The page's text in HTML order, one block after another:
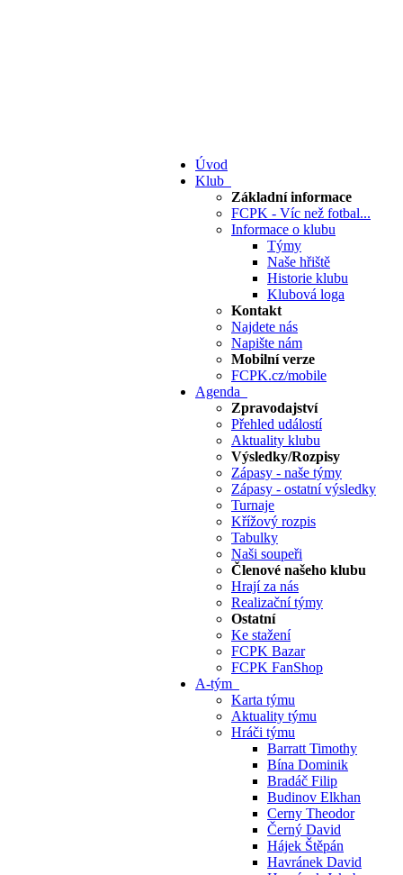
Úvod
Klub
Základní informace
FCPK - Víc než fotbal...
Informace o klubu
Týmy
Naše hřiště
Historie klubu
Klubová loga
Kontakt
Najdete nás
Napište nám
Mobilní verze
FCPK.cz/mobile
Agenda
Zpravodajství
Přehled událostí
Aktuality klubu
Výsledky/Rozpisy
Zápasy - naše týmy
Zápasy - ostatní výsledky
Turnaje
Křížový rozpis
Tabulky
Naši soupeři
Členové našeho klubu
Hrají za nás
Realizační týmy
Ostatní
Ke stažení
FCPK Bazar
FCPK FanShop
A-tým
Karta týmu
Aktuality týmu
Hráči týmu
Barratt Timothy
Bína Dominik
Bradáč Filip
Budinov Elkhan
Cerny Theodor
Černý David
Hájek Štěpán
Havránek David